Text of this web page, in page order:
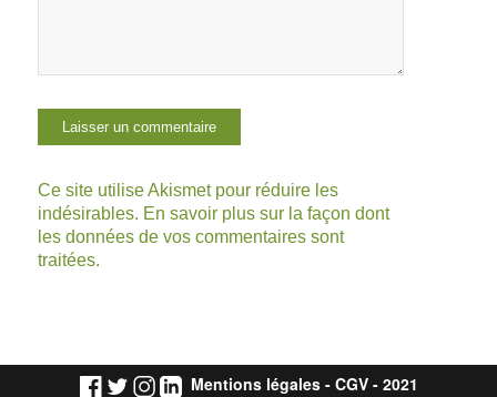
Ce site utilise Akismet pour réduire les
indésirables. En savoir plus sur la façon dont
les données de vos commentaires sont
traitées.
Mentions légales- CGV- 2021